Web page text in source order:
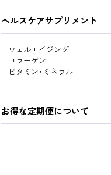
ヘルスケアサプリメント
ウェルエイジング
コラーゲン
ビタミン・ミネラル
お得な定期便について